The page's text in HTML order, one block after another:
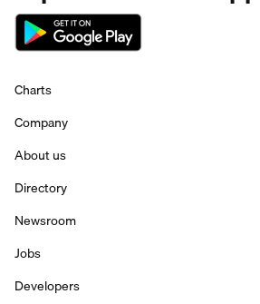
Charts
Company
About us
Directory
Newsroom
Jobs
Developers